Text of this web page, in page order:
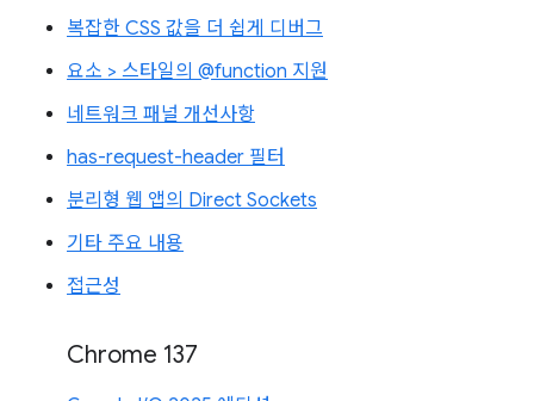
복잡한 CSS 값을 더 쉽게 디버그
요소 > 스타일의 @function 지원
네트워크 패널 개선사항
has-request-header 필터
분리형 웹 앱의 Direct Sockets
기타 주요 내용
접근성
Chrome 137